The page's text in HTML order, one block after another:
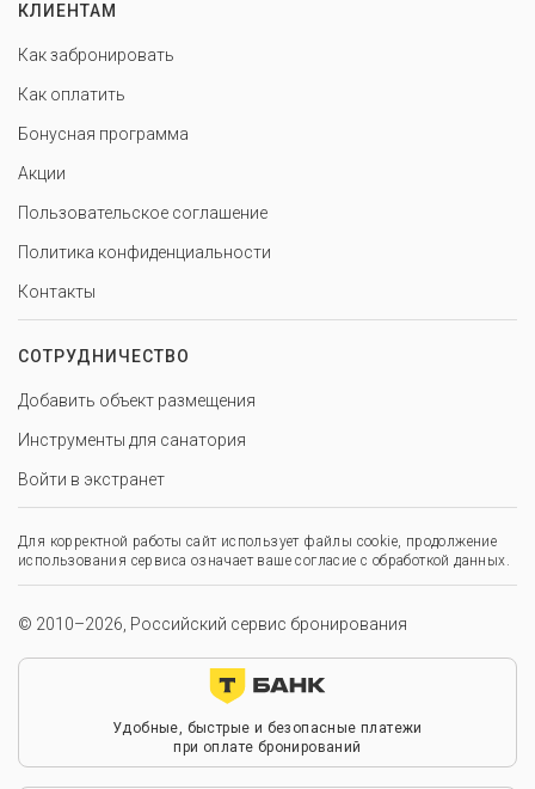
КЛИЕНТАМ
Как забронировать
Как оплатить
Бонусная программа
Акции
Пользовательское соглашение
Политика конфиденциальности
Контакты
СОТРУДНИЧЕСТВО
Добавить объект размещения
Инструменты для санатория
Войти в экстранет
Для корректной работы сайт использует файлы cookie, продолжение
использования сервиса означает ваше согласие с обработкой данных.
© 2010–2026, Российский сервис бронирования
Удобные, быстрые и безопасные платежи
при оплате бронирований